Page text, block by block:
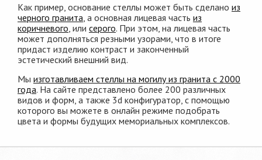
Как пример, основание стеллы может быть сделано из
черного гранита , а основная лицевая часть из
коричневого , или серого. При этом, на лицевая часть
может дополняться резными узорами, что в итоге
придаст изделию контраст и законченный
эстетический внешний вид.
Мы изготавливаем стеллы на могилу из гранита с 2000
года. На сайте представлено более 200 различных
видов и форм, а также 3d конфигуратор, с помощью
которого вы можете в онлайн режиме подобрать
цвета и формы будущих мемориальных комплексов.